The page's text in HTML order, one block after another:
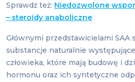
Sprawdź też: Niedozwolone
– steroidy anaboliczne
Głównymi przedstawicielami
substancje naturalnie
człowieka, które mają budowę i
hormonu oraz ich syntetyczne